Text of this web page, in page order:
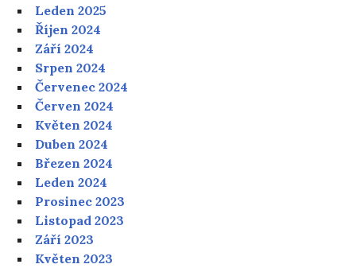
Leden 2025
Říjen 2024
Září 2024
Srpen 2024
Červenec 2024
Červen 2024
Květen 2024
Duben 2024
Březen 2024
Leden 2024
Prosinec 2023
Listopad 2023
Září 2023
Květen 2023